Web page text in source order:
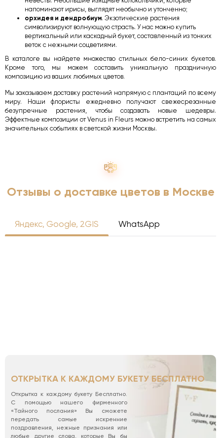
напоминают ирисы, выглядят необычно и утонченно;
орхидея и дендробиум. Экзотические растения
символизируют волнующую страсть. У нас можно купить
вертикальный или каскадный букет, составленный из тонких
веток с нежными соцветиями.
В каталоге вы найдете множество стильных бело-синих букетов.
Кроме того, мы можем составить уникальную праздничную
композицию из ваших любимых цветов.
Мы заказываем доставку растений напрямую с плантаций по всему
миру. Наши флористы ежедневно получают свежесрезанные
безупречные растения, чтобы создавать новые шедевры.
Эффектные композиции от Venus in Fleurs можно встретить на самых
значительных событиях в светской жизни Москвы.
Отзывы о доставке цветов в Москве
Яндекс, Google, 2GIS WhatsApp
ОТКРЫТКА К КАЖДОМУ БУКЕТУ БЕСПЛАТНО
Открытка к каждому букету Бесплатно.
С помощью нашего фирменного
«Тайного послания» Вы сможете
передать самые искренние
поздравления, нежные признания или
любые другие слова, которые Вы бы